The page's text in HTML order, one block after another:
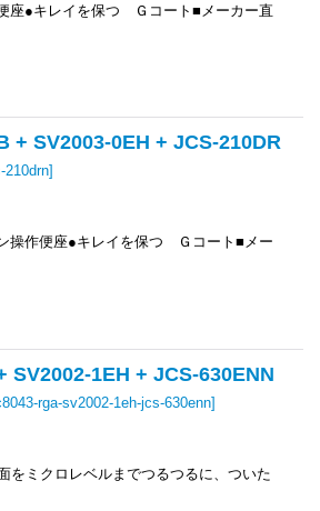
座●キレイを保つ Ｇコート■メーカー直
+ SV2003-0EH + JCS-210DR
210drn]
操作便座●キレイを保つ Ｇコート■メー
SV2002-1EH + JCS-630ENN
rga-sv2002-1eh-jcs-630enn]
をミクロレベルまでつるつるに、ついた